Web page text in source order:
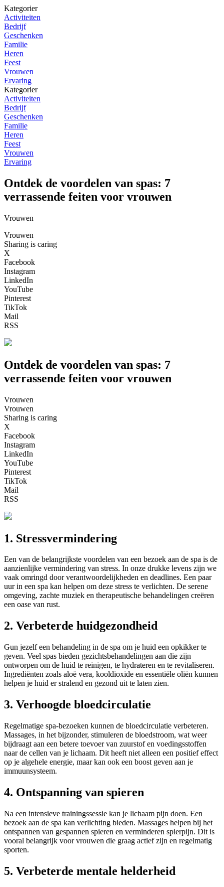
Kategorier
Activiteiten
Bedrijf
Geschenken
Familie
Heren
Feest
Vrouwen
Ervaring
Kategorier
Activiteiten
Bedrijf
Geschenken
Familie
Heren
Feest
Vrouwen
Ervaring
Ontdek de voordelen van spas: 7
verrassende feiten voor vrouwen
Vrouwen
Vrouwen
Sharing is caring
X
Facebook
Instagram
LinkedIn
YouTube
Pinterest
TikTok
Mail
RSS
Ontdek de voordelen van spas: 7
verrassende feiten voor vrouwen
Vrouwen
Vrouwen
Sharing is caring
X
Facebook
Instagram
LinkedIn
YouTube
Pinterest
TikTok
Mail
RSS
1. Stressvermindering
Een van de belangrijkste voordelen van een bezoek aan de spa is de
aanzienlijke vermindering van stress. In onze drukke levens zijn we
vaak omringd door verantwoordelijkheden en deadlines. Een paar
uur in een spa kan helpen om deze stress te verlichten. De serene
omgeving, zachte muziek en therapeutische behandelingen creëren
een oase van rust.
2. Verbeterde huidgezondheid
Gun jezelf een behandeling in de spa om je huid een opkikker te
geven. Veel spas bieden gezichtsbehandelingen aan die zijn
ontworpen om de huid te reinigen, te hydrateren en te revitaliseren.
Ingrediënten zoals aloë vera, kooldioxide en essentiële oliën kunnen
helpen je huid er stralend en gezond uit te laten zien.
3. Verhoogde bloedcirculatie
Regelmatige spa-bezoeken kunnen de bloedcirculatie verbeteren.
Massages, in het bijzonder, stimuleren de bloedstroom, wat weer
bijdraagt aan een betere toevoer van zuurstof en voedingsstoffen
naar de cellen van je lichaam. Dit heeft niet alleen een positief effect
op je algehele energie, maar kan ook een boost geven aan je
immuunsysteem.
4. Ontspanning van spieren
Na een intensieve trainingssessie kan je lichaam pijn doen. Een
bezoek aan de spa kan verlichting bieden. Massages helpen bij het
ontspannen van gespannen spieren en verminderen spierpijn. Dit is
vooral belangrijk voor vrouwen die graag actief zijn en regelmatig
sporten.
5. Verbeterde mentale helderheid